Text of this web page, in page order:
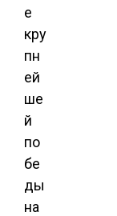
е
кру
пн
ей
ше
й
по
бе
ды
на